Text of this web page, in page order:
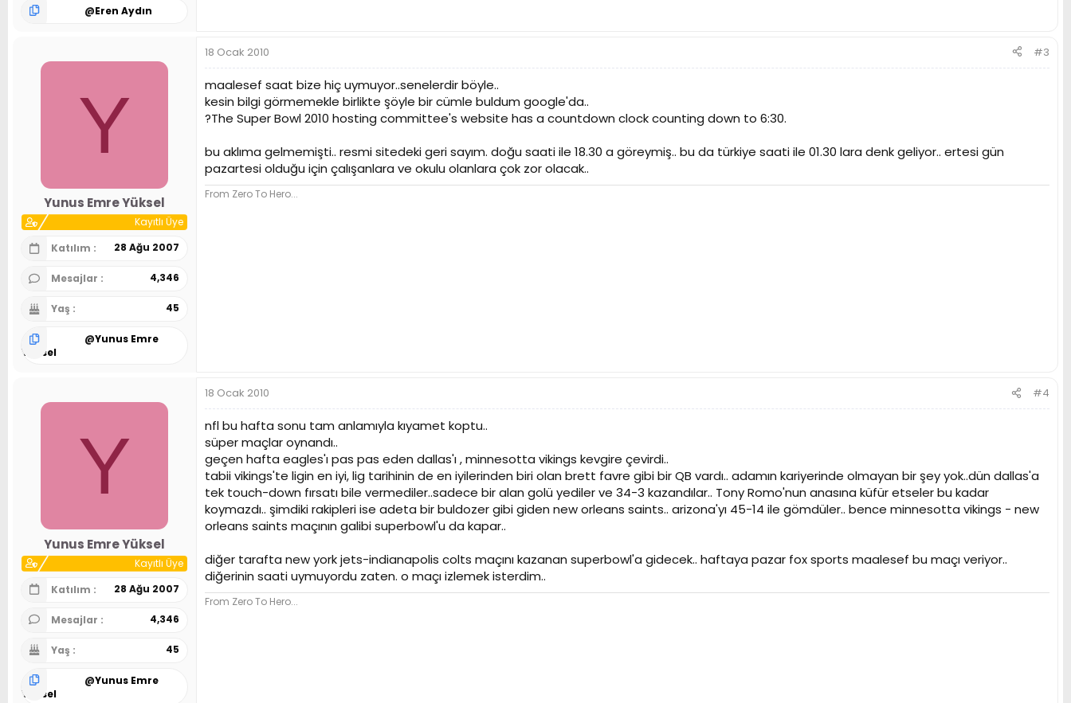
@Eren Aydın
Y
Yunus Emre Yüksel
Kayıtlı Üye
Katılım
28 Ağu 2007
Mesajlar 4,346
Yaş 45
@Yunus Emre
Yüksel
18 Ocak 2010 #3
maalesef saat bize hiç uymuyor..senelerdir böyle..
kesin bilgi görmemekle birlikte şöyle bir cümle buldum google'da..
?The Super Bowl 2010 hosting committee's website has a countdown clock counting down to 6:30.
bu aklıma gelmemişti.. resmi sitedeki geri sayım. doğu saati ile 18.30 a göreymiş.. bu da türkiye saati ile 01.30 lara denk geliyor.. ertesi gün
pazartesi olduğu için çalışanlara ve okulu olanlara çok zor olacak..
From Zero To Hero...
Y
Yunus Emre Yüksel
Kayıtlı Üye
Katılım
28 Ağu 2007
Mesajlar 4,346
Yaş 45
@Yunus Emre
Yüksel
18 Ocak 2010 #4
nfl bu hafta sonu tam anlamıyla kıyamet koptu..
süper maçlar oynandı..
geçen hafta eagles'ı pas pas eden dallas'ı , minnesotta vikings kevgire çevirdi..
tabii vikings'te ligin en iyi, lig tarihinin de en iyilerinden biri olan brett favre gibi bir QB vardı.. adamın kariyerinde olmayan bir şey yok..dün dallas'a
tek touch-down fırsatı bile vermediler..sadece bir alan golü yediler ve 34-3 kazandılar.. Tony Romo'nun anasına küfür etseler bu kadar
koymazdı.. şimdiki rakipleri ise adeta bir buldozer gibi giden new orleans saints.. arizona'yı 45-14 ile gömdüler.. bence minnesotta vikings - new
orleans saints maçının galibi superbowl'u da kapar..
diğer tarafta new york jets-indianapolis colts maçını kazanan superbowl'a gidecek.. haftaya pazar fox sports maalesef bu maçı veriyor..
diğerinin saati uymuyordu zaten. o maçı izlemek isterdim..
From Zero To Hero...